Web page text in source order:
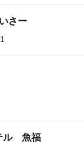
さー
ル 魚福